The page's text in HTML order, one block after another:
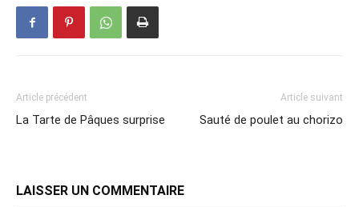
Article précédent
La Tarte de Pâques surprise
Article suivant
Sauté de poulet au chorizo
LAISSER UN COMMENTAIRE